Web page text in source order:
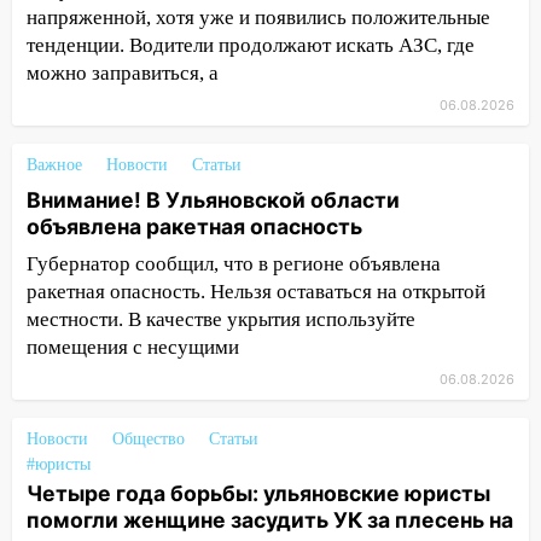
мужчины, которого необоснованно
обвиняли в жестоком обращении с
животными
провернул хитрую схему с чужими
проездными
12:10 Ульяновский алиментщик накопил
120 тысяч долга
11:49 Снят режим «Ракетная
опасность» на территории Ульяновской
области
2027 года импорт, выпуск и обращение
бензина Евро 2, Евро 3, Евро 4
11:12 Соцсети: на Рябикова автомобиль
врезался в забор
напряженной, хотя уже и появились положительные
тенденции. Водители продолжают искать АЗС, где
можно заправиться, а
06.08.2026
Важное Новости Статьи
Внимание! В Ульяновской области
объявлена ракетная опасность
Губернатор сообщил, что в регионе объявлена
ракетная опасность. Нельзя оставаться на открытой
местности. В качестве укрытия используйте
помещения с несущими
06.08.2026
Новости Общество
Статьи
#юристы
Четыре года борьбы: ульяновские юристы
помогли женщине засудить УК за плесень на